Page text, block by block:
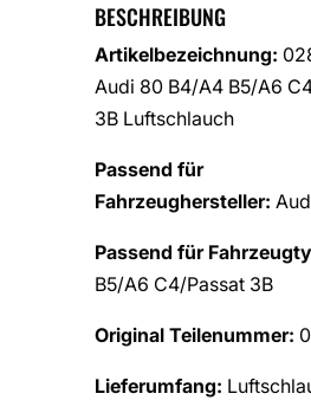
BESCHREIBUNG
Artikelbezeichnung:
Audi 80 B4/A4 B5/A6
3B Luftschlauch
Passend für
Fahrzeughersteller:
Passend für
B5/A6 C4/Passat 3B
Original Teilenummer:
Lieferumfang: